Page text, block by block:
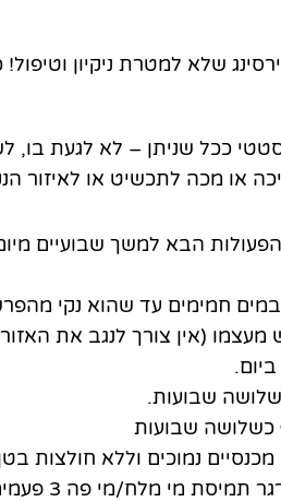
שלא למטרת ניקיון
ככל שניתן – לא לגעת בו,
או מכה לתכשיט או לאיזור
הבא למשך שבועיים מיום
שהוא נקי מהפרשות 3 פעמים ביום ללא תזוזה של
מעצמו (אין צורך לנגב את
שבועות.
כשלושה שבועות
נמוכים וללא חולצות
ביום (המעשנים יכפילו את הכמות) למשך שבועיים.